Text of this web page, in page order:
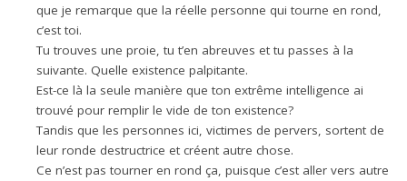
que je remarque que la réelle personne qui tourne en rond,
c’est toi.
Tu trouves une proie, tu t’en abreuves et tu passes à la
suivante. Quelle existence palpitante.
Est-ce là la seule manière que ton extrême intelligence ai
trouvé pour remplir le vide de ton existence?
Tandis que les personnes ici, victimes de pervers, sortent de
leur ronde destructrice et créent autre chose.
Ce n’est pas tourner en rond ça, puisque c’est aller vers autre